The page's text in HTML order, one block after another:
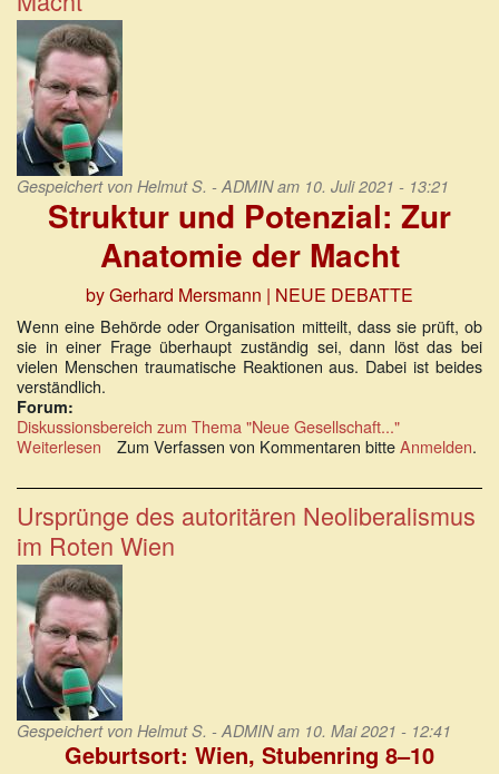
Mittel
zum
Zweck
wird
Gespeichert von Helmut S. - ADMINam 10. Juli 2021 - 13:21
Struktur und Potenzial: Zur
Anatomie der Macht
by Gerhard Mersmann | NEUE DEBATTE
Wenn eine Behörde oder Organisation mitteilt, dass sie prüft, ob
sie in einer Frage überhaupt zuständig sei, dann löst das bei
vielen Menschen traumatische Reaktionen aus. Dabei ist beides
verständlich.
Forum:
Diskussionsbereich zum Thema "Neue Gesellschaft..."
Weiterlesen über
und
Potenzial:
Zur
Anatomie
der
Macht
Zum Verfassen von Kommentaren bitteAnmelden.
Ursprünge des autoritären Neoliberalismus
im Roten Wien
Gespeichert von Helmut S. - ADMINam 10. Mai 2021 - 12:41
Geburtsort: Wien, Stubenring 8–10